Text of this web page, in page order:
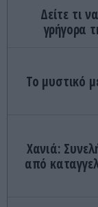
Δείτε τι
γρήγορα
Το μυστικό
Χανιά:
από